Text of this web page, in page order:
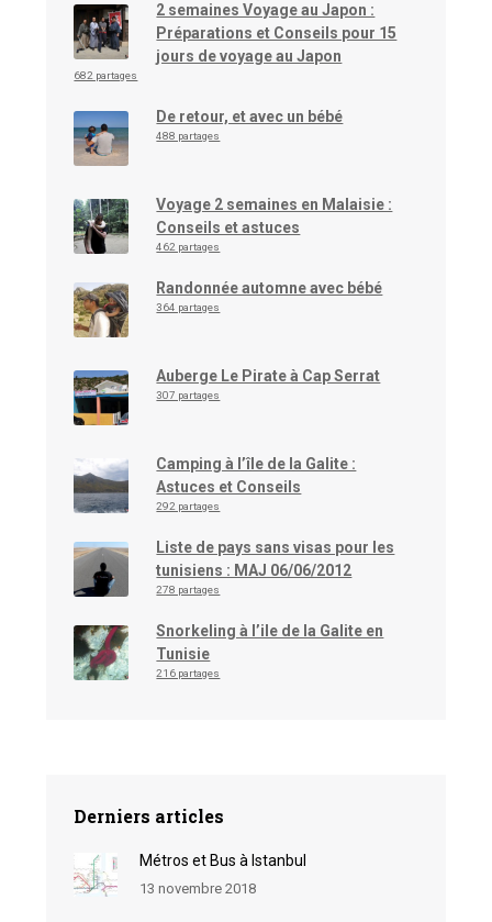
2 semaines Voyage au Japon :
Préparations et Conseils pour 15
jours de voyage au Japon
682 partages
De retour, et avec un bébé
488 partages
Voyage 2 semaines en Malaisie :
Conseils et astuces
462 partages
Randonnée automne avec bébé
364 partages
Auberge Le Pirate à Cap Serrat
307 partages
Camping à l’île de la Galite :
Astuces et Conseils
292 partages
Liste de pays sans visas pour les
tunisiens : MAJ 06/06/2012
278 partages
Snorkeling à l’ile de la Galite en
Tunisie
216 partages
Derniers articles
Métros et Bus à Istanbul
13 novembre 2018